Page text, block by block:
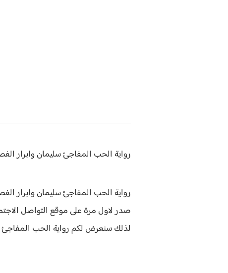
رواية الحب المفاجئ سليمان وابرارالفصل
رواية الحب المفاجئ سليمان وابرار الفصل السابع عشر 17 هى
صدر لاول مرة على موقع التواصل
لذلك سنعرض لكمرواية الحب المفاجئ